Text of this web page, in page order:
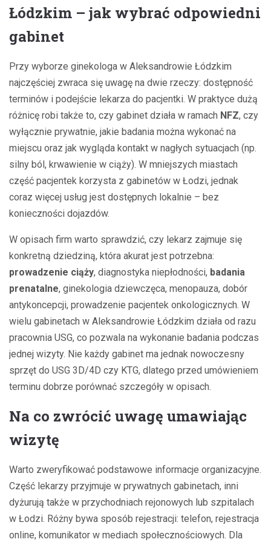
Łódzkim – jak wybrać odpowiedni
gabinet
Przy wyborze ginekologa w Aleksandrowie Łódzkim
najczęściej zwraca się uwagę na dwie rzeczy: dostępność
terminów i podejście lekarza do pacjentki. W praktyce dużą
różnicę robi także to, czy gabinet działa w ramach NFZ, czy
wyłącznie prywatnie, jakie badania można wykonać na
miejscu oraz jak wygląda kontakt w nagłych sytuacjach (np.
silny ból, krwawienie w ciąży). W mniejszych miastach
część pacjentek korzysta z gabinetów w Łodzi, jednak
coraz więcej usług jest dostępnych lokalnie – bez
konieczności dojazdów.
W opisach firm warto sprawdzić, czy lekarz zajmuje się
konkretną dziedziną, która akurat jest potrzebna:
prowadzenie ciąży, diagnostyka niepłodności, badania
prenatalne, ginekologia dziewczęca, menopauza, dobór
antykoncepcji, prowadzenie pacjentek onkologicznych. W
wielu gabinetach w Aleksandrowie Łódzkim działa od razu
pracownia USG, co pozwala na wykonanie badania podczas
jednej wizyty. Nie każdy gabinet ma jednak nowoczesny
sprzęt do USG 3D/4D czy KTG, dlatego przed umówieniem
terminu dobrze porównać szczegóły w opisach.
Na co zwrócić uwagę umawiając
wizytę
Warto zweryfikować podstawowe informacje organizacyjne.
Część lekarzy przyjmuje w prywatnych gabinetach, inni
dyżurują także w przychodniach rejonowych lub szpitalach
w Łodzi. Różny bywa sposób rejestracji: telefon, rejestracja
online, komunikator w mediach społecznościowych. Dla